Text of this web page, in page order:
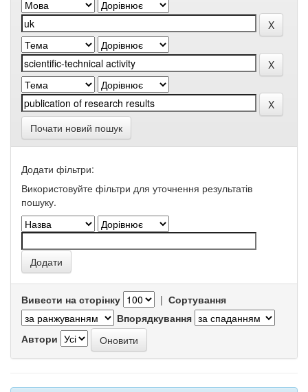
Почати новий пошук
Додати фільтри:
Використовуйте фільтри для уточнення результатів
пошуку.
Вивести на сторінку | Сортування
Впорядкування
Автори